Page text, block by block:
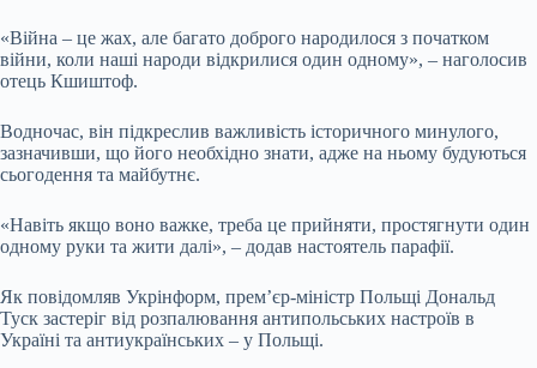
«Війна – це жах, але багато доброго народилося з початком
війни, коли наші народи відкрилися один одному», – наголосив
отець Кшиштоф.
Водночас, він підкреслив важливість історичного минулого,
зазначивши, що його необхідно знати, адже на ньому будуються
сьогодення та майбутнє.
«Навіть якщо воно важке, треба це прийняти, простягнути один
одному руки та жити далі», – додав настоятель парафії.
Як повідомляв Укрінформ, прем’єр-міністр Польщі Дональд
Туск застеріг від розпалювання антипольських настроїв в
Україні та антиукраїнських – у Польщі.